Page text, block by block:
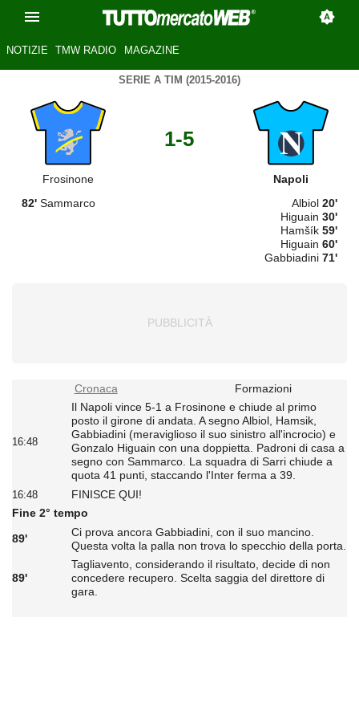
NOTIZIE TMW RADIO MAGAZINE
SERIE A TIM (2015-2016)
Frosinone
1-5
Napoli
82' Sammarco Albiol 20'
Higuain 30'
Hamšík 59'
Higuain 60'
Gabbiadini 71'
Cronaca Formazioni
16:48
Il Napoli vince 5-1 a Frosinone e chiude al primo
posto il girone di andata. A segno Albiol, Hamsik,
Gabbiadini (meraviglioso il suo sinistro all'incrocio) e
Gonzalo Higuain con una doppietta. Padroni di casa a
segno con Sammarco. La squadra di Sarri chiude a
quota 41 punti, staccando l'Inter ferma a 39.
16:48
FINISCE QUI!
Fine 2° tempo
89'
Ci prova ancora Gabbiadini, con il suo mancino.
Questa volta la palla non trova lo specchio della porta.
89'
Tagliavento, considerando il risultato, decide di non
concedere recupero. Scelta saggia del direttore di
gara.